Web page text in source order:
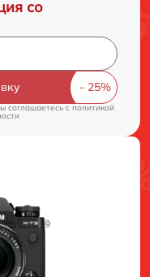
со
соглашаетесь c политикой